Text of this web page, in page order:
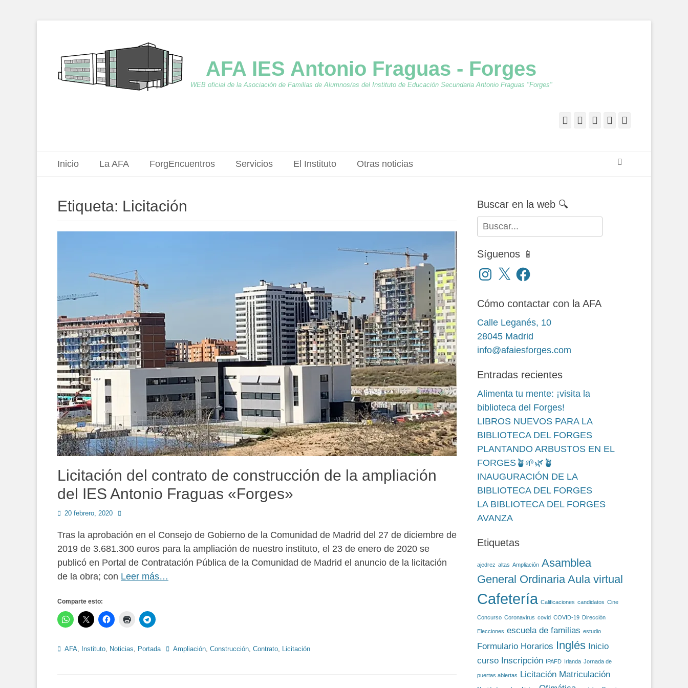
AFA IES Antonio Fraguas - Forges
WEB oficial de la Asociación de Familias de Alumnos/as del Instituto de Educación Secundaria Antonio Fraguas "Forges"
Facebook
Twitter
Feed YouTube
Menú principal
Saltar
Inicio La AFA ForgEncuentros Servicios El Instituto Otras noticias
Etiqueta: Licitación
Licitación del contrato de construcción de la ampliación
del IES Antonio Fraguas «Forges»
Publicado
20 febrero, 2020 Autor
Tras la aprobación en el Consejo de Gobierno de la Comunidad de Madrid del 27 de diciembre de
2019 de 3.681.300 euros para la ampliación de nuestro instituto, el 23 de enero de 2020 se
publicó en Portal de Contratación Pública de la Comunidad de Madrid el anuncio de la licitación
de la obra; con Leer más…
Comparte esto:
Categorías
AFA, Instituto, Noticias, Portada Etiquetas
Ampliación, Construcción, Contrato, Licitación
Buscar en la web 🔍
Buscar:
Síguenos 📱
Instagram
X Facebook
Cómo contactar con la AFA
Calle Leganés, 10
28045 Madrid
info@afaiesforges.com
Entradas recientes
Alimenta tu mente: ¡visita la
biblioteca del Forges!
LIBROS NUEVOS PARA LA
BIBLIOTECA DEL FORGES
PLANTANDO ARBUSTOS EN EL
FORGES🪴🌱🌿🪴
INAUGURACIÓN DE LA
BIBLIOTECA DEL FORGES
LA BIBLIOTECA DEL FORGES
AVANZA
Etiquetas
ajedrez altas Ampliación Asamblea
General Ordinaria Aula virtual
Cafetería Calificaciones candidatos Cine
Concurso Coronavirus covid COVID-19 Dirección
Elecciones escuela de familias estudio
Formulario Horarios Inglés Inicio
curso Inscripción IPAFD Irlanda Jornada de
puertas abiertas Licitación Matriculación